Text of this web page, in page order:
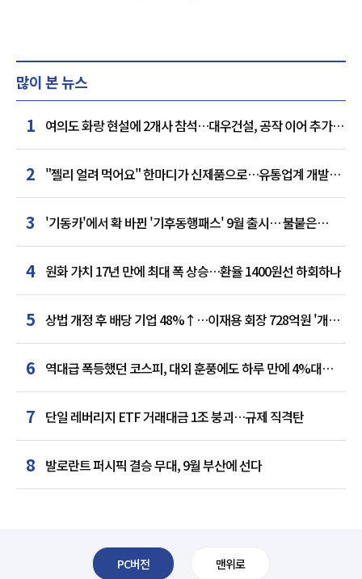
많이 본 뉴스
1 여의도 화랑 현설에 2개사 참석…대우건설, 공작 이어 추가
거점 확보하나
2 "젤리 얼려 먹어요" 한마디가 신제품으로…유통업계 개발실
된 SNS
3
'기동카'에서 확 바뀐 '기후동행패스' 9월 출시… 불붙은
카드사 경쟁
4 원화 가치 17년 만에 최대 폭 상승…환율 1400원선 하회하나
5 상법 개정 후 배당 기업 48%↑…이재용 회장 728억원 '개인
최다'
6 역대급 폭등했던 코스피, 대외 훈풍에도 하루 만에 4%대
급락
7 단일 레버리지 ETF 거래대금 1조 붕괴…규제 직격탄
8 발로란트 퍼시픽 결승 무대, 9월 부산에 선다
PC버전 맨위로